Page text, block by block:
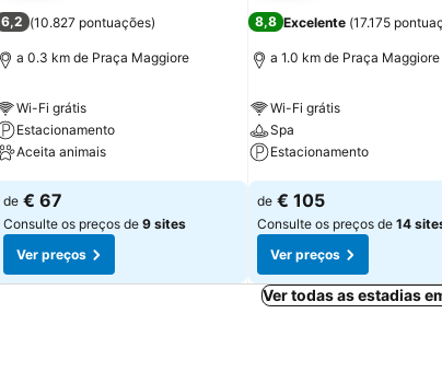
6,2 (10.827 pontuações)
a 0.3 km de Praça Maggiore
Wi-Fi grátis
Estacionamento
Aceita animais
Ver preços
de € 67
Consulte os preços de 9 sites
Ver preços
8,8 Excelente (17.175
a 1.0 km de Praça Maggiore
Wi-Fi grátis
Spa
Estacionamento
Ver preços
de € 105
Consulte os preços de 14
Ver preços
Ver todas as estadias